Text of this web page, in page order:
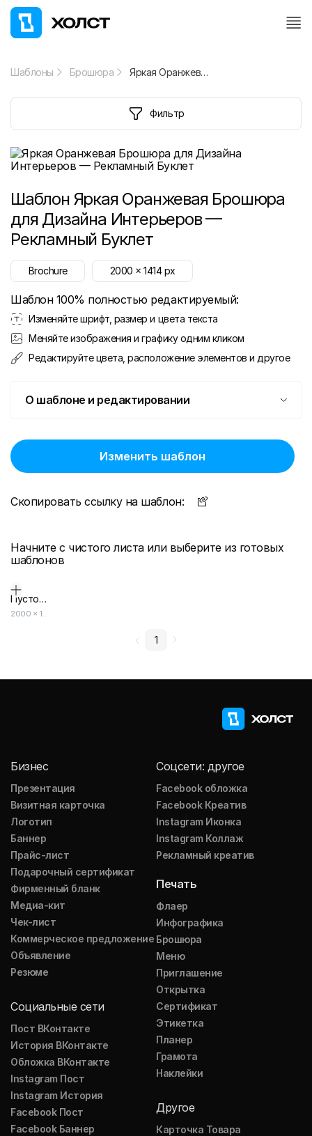
Шаблоны Брошюра Яркая Оранжевая Брошюра для Дизайна Интерьеров — Рекламный Буклет
Фильтр
Шаблон Яркая Оранжевая Брошюра
для Дизайна Интерьеров —
Рекламный Буклет
Brochure 2000 x1414 px
Шаблон 100% полностью редактируемый:
Изменяйте шрифт, размер и цвета текста
Меняйте изображения и графику одним кликом
Редактируйте цвета, расположение элементов и другое
О шаблоне и редактировании
Изменить шаблон
Скопировать ссылку на шаблон:
Начните с чистого листа или выберите из готовых
шаблонов
Пустой дизайн-макет
2000 × 1414
1
Бизнес
Презентация
Визитная карточка
Логотип
Баннер
Прайс-лист
Подарочный сертификат
Фирменный бланк
Медиа-кит
Чек-лист
Коммерческое предложение
Объявление
Резюме
Социальные сети
Пост ВКонтакте
История ВКонтакте
Обложка ВКонтакте
Instagram Пост
Instagram История
Facebook Пост
Facebook Баннер
Соцсети: другое
Facebook обложка
Facebook Креатив
Instagram Иконка
Instagram Коллаж
Рекламный креатив
Печать
Флаер
Инфографика
Брошюра
Меню
Приглашение
Открытка
Сертификат
Этикетка
Планер
Грамота
Наклейки
Другое
Карточка Товара